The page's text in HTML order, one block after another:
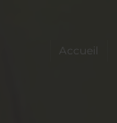
Accueil